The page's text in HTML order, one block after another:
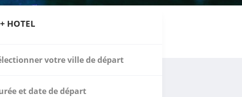
HOTEL
votre ville de départ
et date de départ